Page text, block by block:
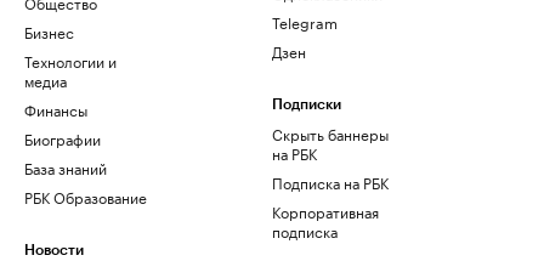
Бизнес
Технологии и
медиа
Финансы
Биографии
База знаний
РБК Образование
Новости
Telegram
Дзен
Подписки
Скрыть баннеры
на РБК
Подписка на РБК
Корпоративная
подписка